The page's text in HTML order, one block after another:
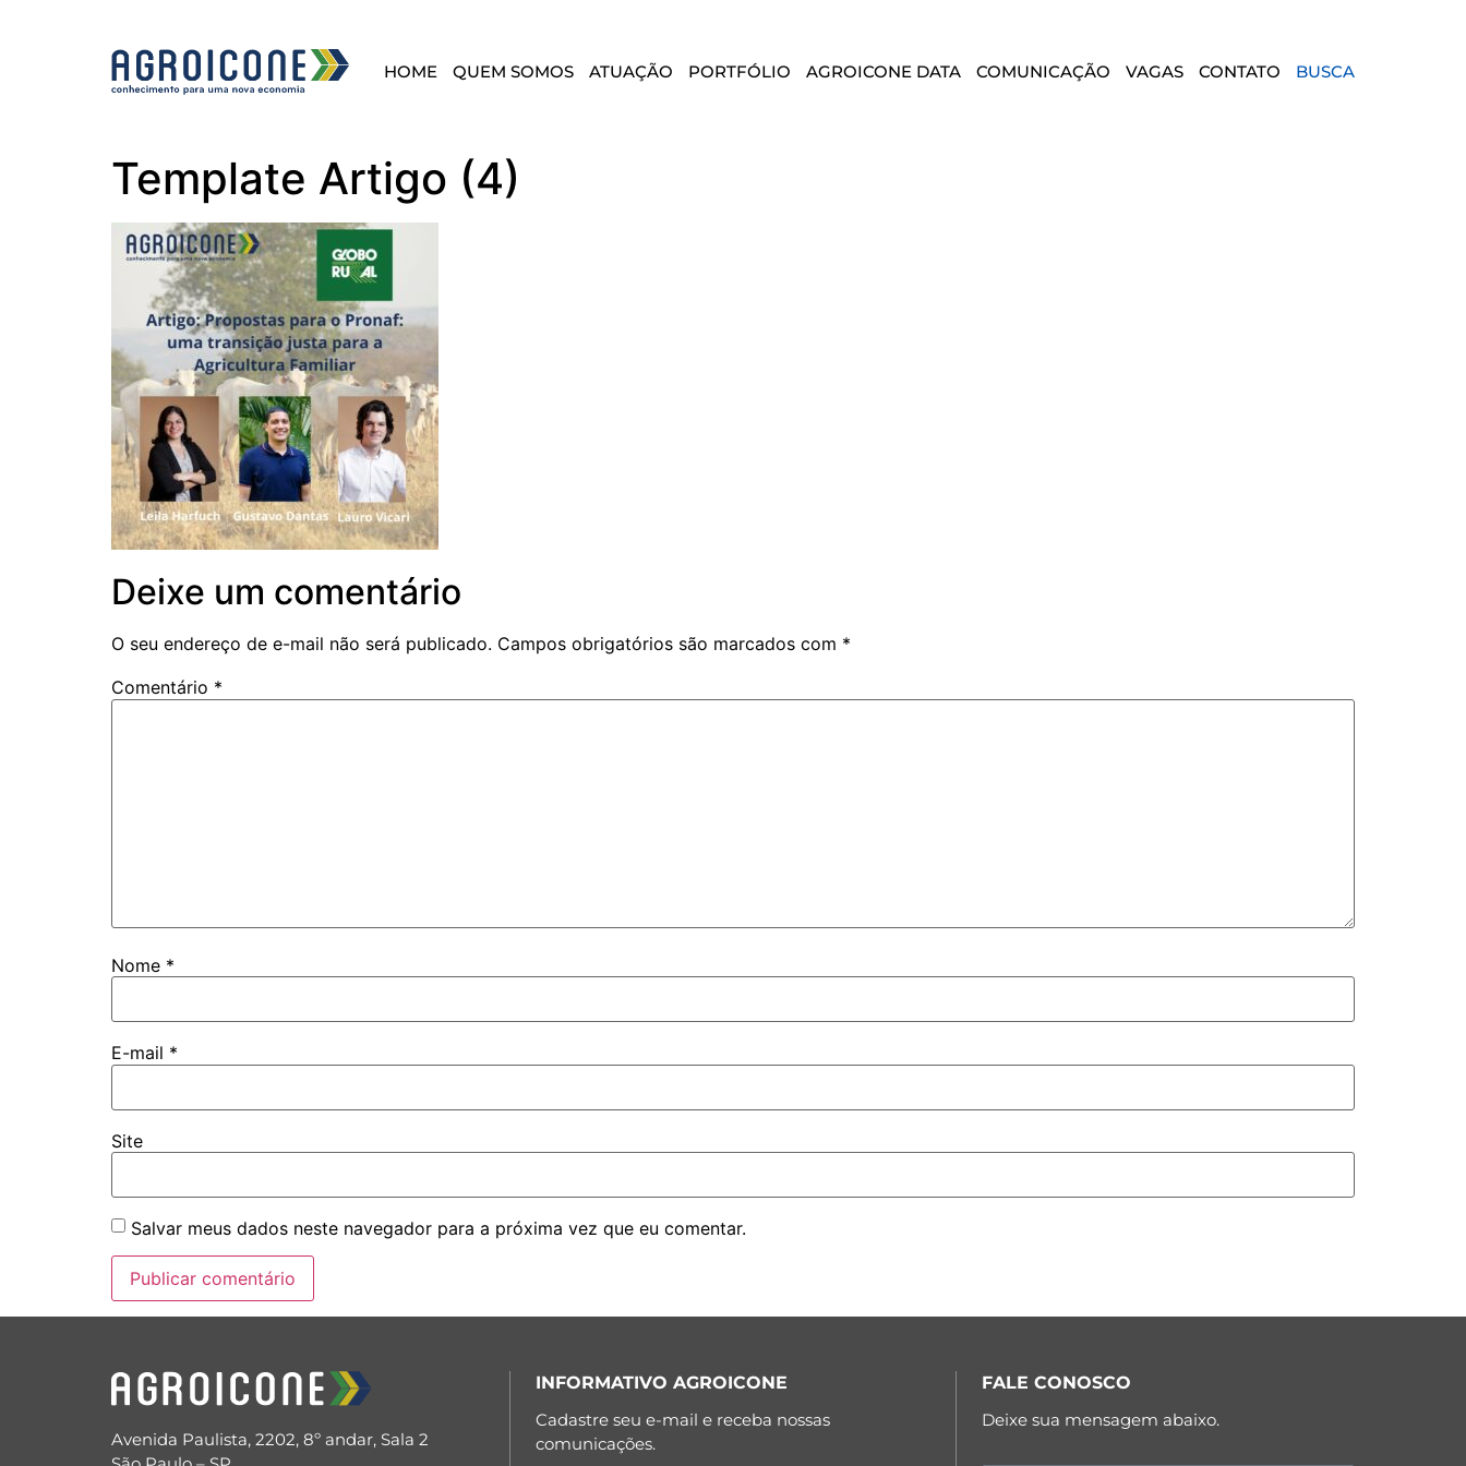
HOME QUEM SOMOS ATUAÇÃO PORTFÓLIO AGROICONE DATA COMUNICAÇÃO VAGAS CONTATO BUSCA
Template Artigo (4)
Deixe um comentário
O seu endereço de e-mail não será publicado. Campos obrigatórios são marcados com *
Comentário *
Nome *
E-mail *
Site
Salvar meus dados neste navegador para a próxima vez que eu comentar.
Avenida Paulista, 2202, 8º andar, Sala 2
INFORMATIVO AGROICONE
Cadastre seu e-mail e receba nossas
comunicações.
FALE CONOSCO
Deixe sua mensagem abaixo.